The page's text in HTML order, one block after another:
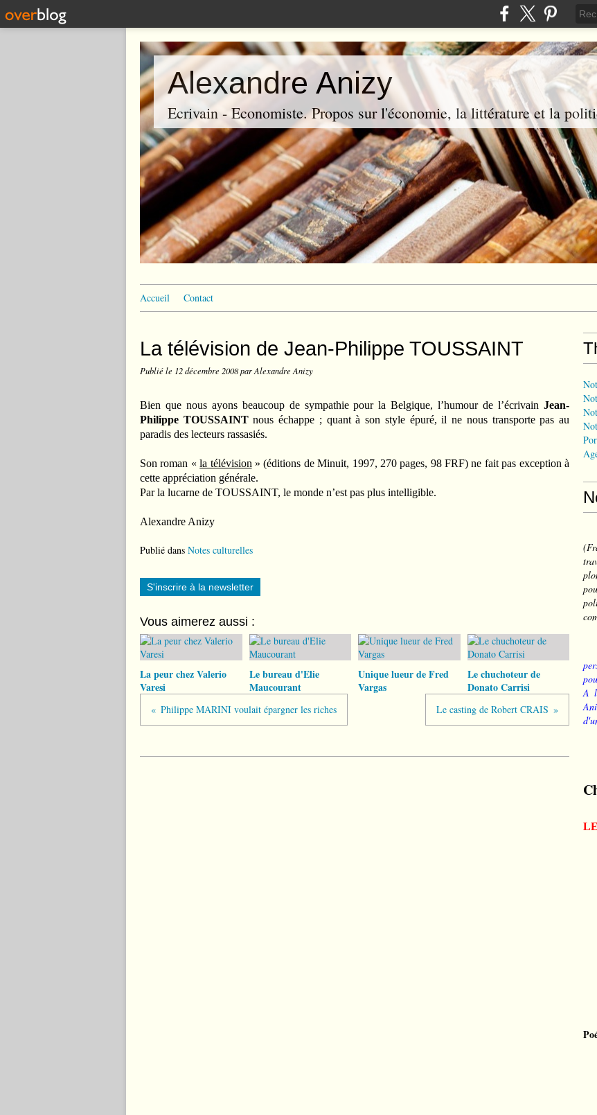
Alexandre Anizy
Ecrivain - Economiste. Propos sur l'économie, la littérature et la
Accueil Contact
La télévision de Jean-Philippe TOUSSAINT
Publié le 12 décembre 2008par Alexandre Anizy
Bien que nous ayons beaucoup de sympathie pour la Belgique, l’humour de l’écrivain Jean-
Philippe TOUSSAINTnous échappe ; quant à son style épuré, il ne nous transporte pas au
paradis des lecteurs rassasiés.
Son roman «la télévision » (éditions de Minuit, 1997, 270 pages, 98 FRF) ne fait pas exception à
cette appréciation générale.
Par la lucarne de TOUSSAINT, le monde n’est pas plus intelligible.
Alexandre Anizy
Publié dans Notes culturelles
S'inscrire à la newsletter
Vous aimerez aussi :
La peur chez Valerio
Varesi
Le bureau d'Elie
Maucourant
Unique lueur de Fred
Vargas
Le chuchoteur de
Donato Carrisi
Philippe MARINI voulait épargner les riches Le casting de Robert CRAIS
A